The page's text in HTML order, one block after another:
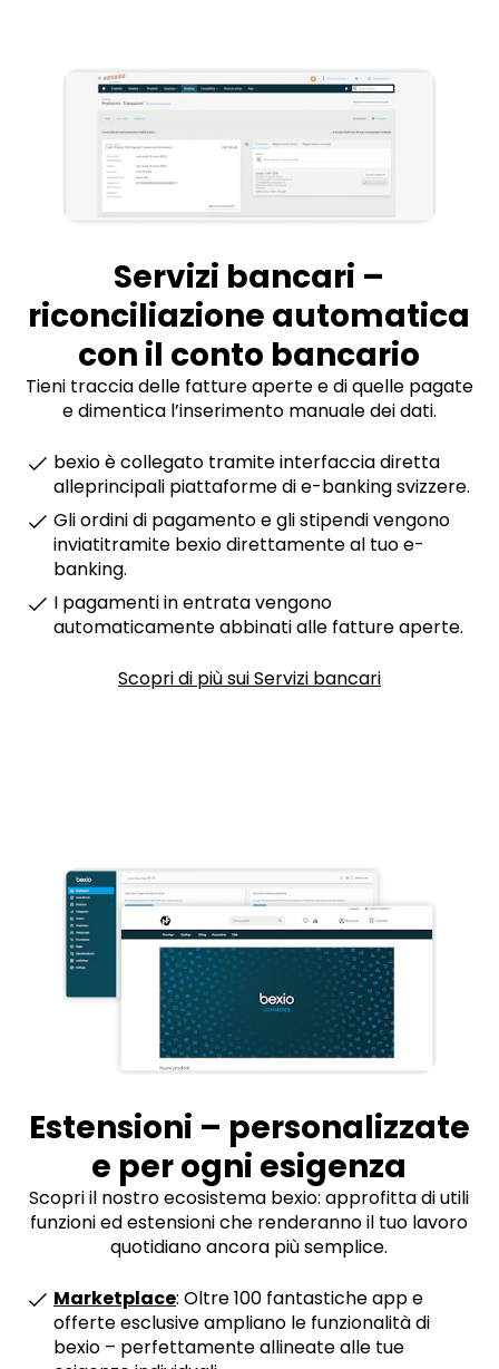
Servizi bancari –
riconciliazione automatica
con il conto bancario
Tieni traccia delle fatture aperte e di quelle pagate
e dimentica l’inserimento manuale dei dati.
bexio è collegato tramite interfaccia diretta
alleprincipali piattaforme di e-banking svizzere.
Gli ordini di pagamento e gli stipendi vengono
inviatitramite bexio direttamente al tuo e-
banking.
I pagamenti in entrata vengono
automaticamente abbinati alle fatture aperte.
Scopri di più sui Servizi bancari
Estensioni – personalizzate
e per ogni esigenza
Scopri il nostro ecosistema bexio: approfitta di utili
funzioni ed estensioni che renderanno il tuo lavoro
quotidiano ancora più semplice.
Marketplace: Oltre 100 fantastiche app e
offerte esclusive ampliano le funzionalità di
bexio – perfettamente allineate alle tue